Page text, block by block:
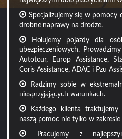
Specjalizujemy się w pomocy
drobne naprawy na drodze.
Holujemy pojazdy dla
ubezpieczeniowych.
Autotour, Europ Assistance,
Coris Assistance, ADAC i Pzu
Radzimy sobie w
niesprzyjających warunkach.
Każdego klienta traktujemy
naszą pomoc nie tylko w
Pracujemy z